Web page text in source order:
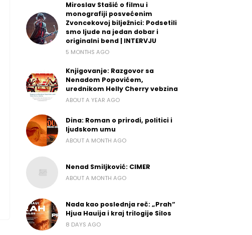
Miroslav Stašić o filmu i
monografiji posvećenim
Zvoncekovoj bilježnici: Podsetili
smo ljude na jedan dobar i
originalni bend | INTERVJU
5 MONTHS AGO
Knjigovanje: Razgovor sa
Nenadom Popovićem,
urednikom Helly Cherry vebzina
ABOUT A YEAR AGO
Dina: Roman o prirodi, politici i
ljudskom umu
ABOUT A MONTH AGO
Nenad Smiljković: CIMER
ABOUT A MONTH AGO
Nada kao poslednja reč: „Prah“
Hjua Hauija i kraj trilogije Silos
8 DAYS AGO